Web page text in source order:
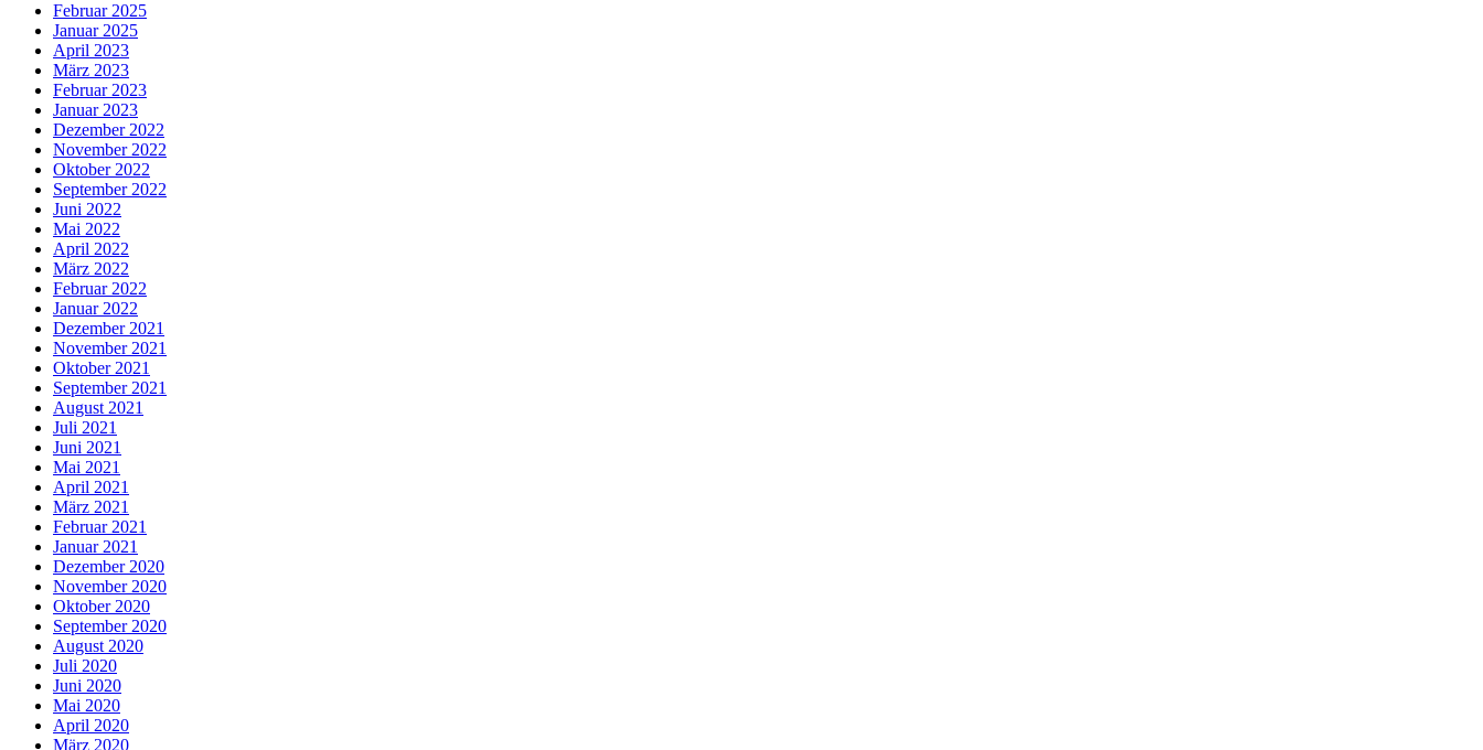
Februar 2025
Januar 2025
April 2023
März 2023
Februar 2023
Januar 2023
Dezember 2022
November 2022
Oktober 2022
September 2022
Juni 2022
Mai 2022
April 2022
März 2022
Februar 2022
Januar 2022
Dezember 2021
November 2021
Oktober 2021
September 2021
August 2021
Juli 2021
Juni 2021
Mai 2021
April 2021
März 2021
Februar 2021
Januar 2021
Dezember 2020
November 2020
Oktober 2020
September 2020
August 2020
Juli 2020
Juni 2020
Mai 2020
April 2020
März 2020